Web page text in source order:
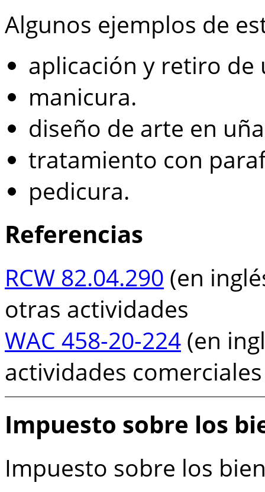
Algunos ejemplos de
aplicación y retiro de
manicura.
diseño de arte en
tratamiento con
pedicura.
Referencias
RCW 82.04.290 (en
otras actividades
WAC 458-20-224 (en
actividades comerciales
Impuesto sobre los
Impuesto sobre los